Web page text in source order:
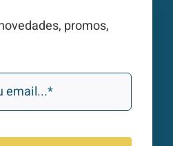
promos,